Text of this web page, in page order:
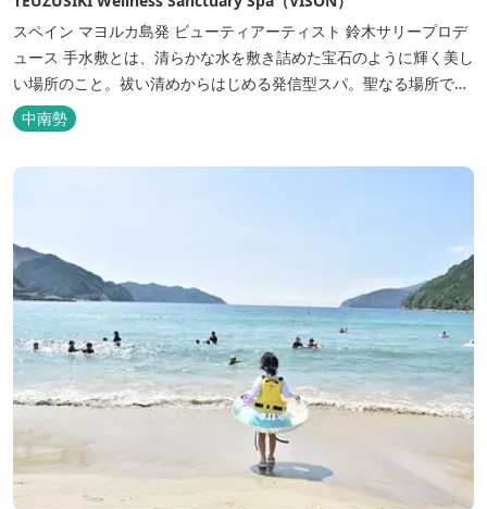
スペイン マヨルカ島発 ビューティアーティスト 鈴木サリープロデ
ュース 手水敷とは、清らかな水を敷き詰めた宝石のように輝く美し
い場所のこと。祓い清めからはじめる発信型スパ。聖なる場所で自
分でないものをとり払う。本来の伸び伸びした状態を蘇らせるため
の静寂や透明感を大切にしたリトリート空間。 「未来にも続く真の
美学」は、世界中のメソッドや伝承療法からモダンテクニックまで
中南勢